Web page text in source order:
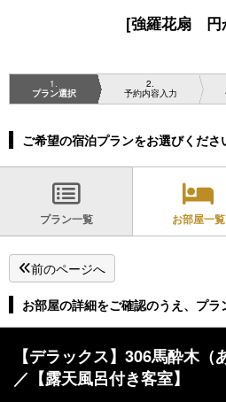
[強羅花扇 円
1
プラン選択
2
予約内容入力
ご希望の宿泊プランをお選びくださ
プラン一覧 お部屋一覧
前のページへ
お部屋の詳細をご確認のうえ、プラ
【デラックス】306馬酔木
／【露天風呂付き客室】